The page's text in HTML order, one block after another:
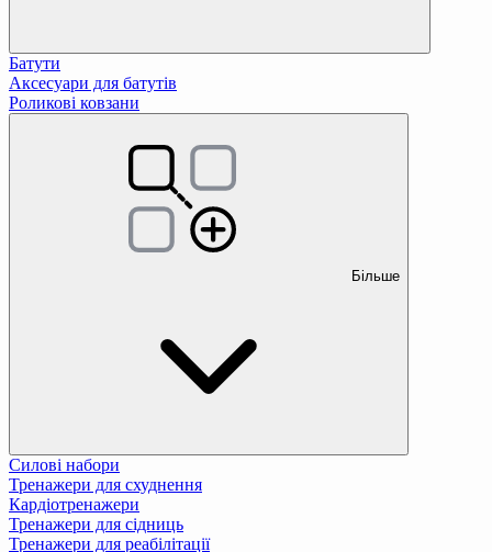
Батути
Аксесуари для батутів
Роликові ковзани
Більше
Силові набори
Тренажери для схуднення
Кардіотренажери
Тренажери для сідниць
Тренажери для реабілітації